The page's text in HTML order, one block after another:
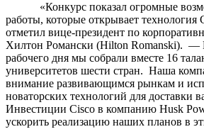
«Конкурс показал огромные
работы, которые открывает технология
отметил вице-президент по
Хилтон Романски (Hilton Romanski). —
рабочего дня мы собрали вместе 16
университетов шести стран. Наша
внимание развивающимся рынкам и
новаторских технологий для доставки
Инвестиции Cisco в компанию Husk
ускорить реализацию наших планов в